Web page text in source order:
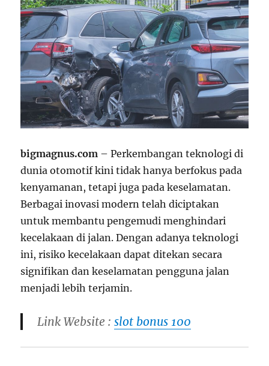
bigmagnus.com – Perkembangan teknologi di
dunia otomotif kini tidak hanya berfokus pada
kenyamanan, tetapi juga pada keselamatan.
Berbagai inovasi modern telah diciptakan
untuk membantu pengemudi menghindari
kecelakaan di jalan. Dengan adanya teknologi
ini, risiko kecelakaan dapat ditekan secara
signifikan dan keselamatan pengguna jalan
menjadi lebih terjamin.
Link Website :slot bonus 100